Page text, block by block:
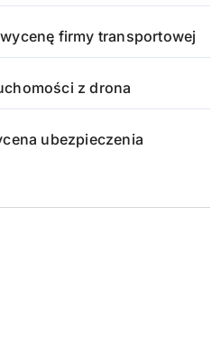
firmy transportowej
z drona
ubezpieczenia